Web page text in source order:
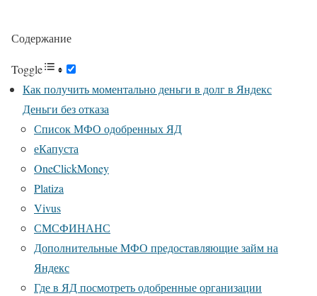
Содержание
Toggle
Как получить моментально деньги в долг в Яндекс
Деньги без отказа
Список МФО одобренных ЯД
еКапуста
OneClickMoney
Platiza
Vivus
СМСФИНАНС
Дополнительные МФО предоставляющие займ на
Яндекс
Где в ЯД посмотреть одобренные организации